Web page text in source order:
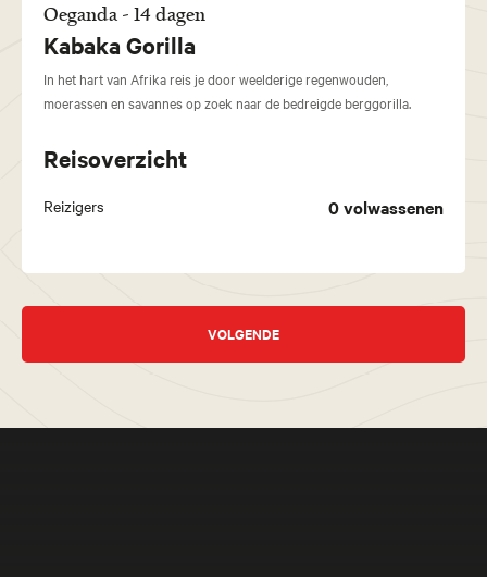
Oeganda - 14 dagen
Kabaka Gorilla
In het hart van Afrika reis je door weelderige regenwouden,
moerassen en savannes op zoek naar de bedreigde berggorilla.
Reisoverzicht
Reizigers 0volwassenen
VOLGENDE